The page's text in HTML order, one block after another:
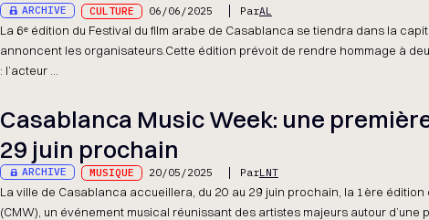
ARCHIVE CULTURE 06/06/2025 ParAL
La 6ᵉ édition du Festival du film arabe de Casablanca se tiendra dans la
annoncent les organisateurs.Cette édition prévoit de rendre hommage à
: l’acteur ...
Casablanca Music Week: une
29 juin prochain
ARCHIVE MUSIQUE 20/05/2025 ParLNT
La ville de Casablanca accueillera, du 20 au 29 juin prochain, la 1ère
(CMW), un événement musical réunissant des artistes majeurs autour